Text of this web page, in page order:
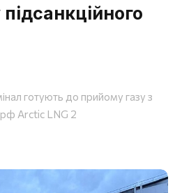
готують до прийому газу з
рф Arctic LNG 2